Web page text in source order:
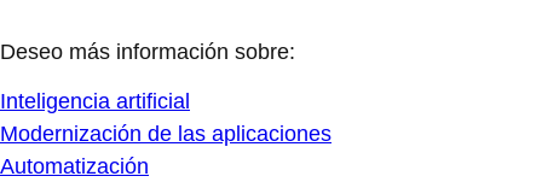
Deseo más información sobre:
Inteligencia artificial
Modernización de las aplicaciones
Automatización